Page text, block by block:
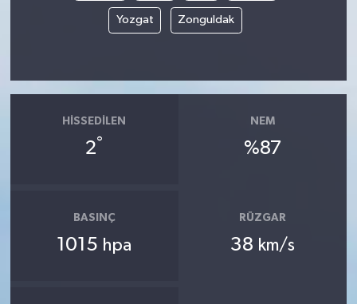
Yozgat Zonguldak
HISSEDILEN
2°
NEM
%87
BASINÇ
1015 hpa
RÜZGAR
38 km/s